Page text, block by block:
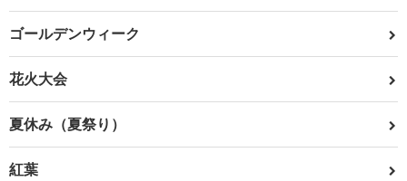
ゴールデンウィーク
花火大会
夏休み（夏祭り）
紅葉